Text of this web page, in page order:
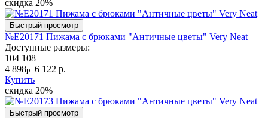
скидка 20%
Быстрый просмотр
№Е20171 Пижама с брюками "Античные цветы" Very Neat
Доступные размеры:
104 108
4 898р. 6 122 р.
Купить
скидка 20%
Быстрый просмотр